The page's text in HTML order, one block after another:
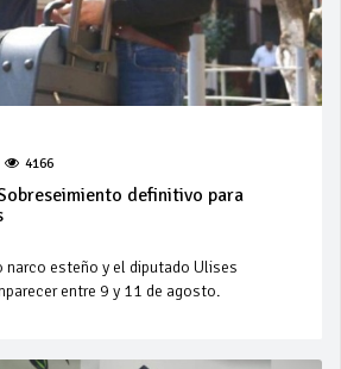
4166
definitivo para
narco esteño y el diputado Ulises
entre 9 y 11 de agosto.